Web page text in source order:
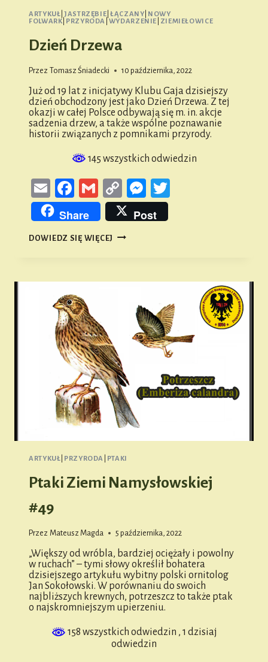
ARTYKUŁ |JASTRZĘBIE |ŁĄCZANY NOWY
FOLWARK PRZYRODA WYDARZENIE ZIEMIEŁOWICE
Dzień Drzewa
Przez Tomasz Śniadecki 10 października, 2022
Już od 19 lat z inicjatywy Klubu Gaja dzisiejszy
dzień obchodzony jest jako Dzień Drzewa. Z tej
okazji w całej Polsce odbywają się m. in. akcje
sadzenia drzew, a także wspólne poznawanie
historii związanych z pomnikami przyrody.
145 wszystkich odwiedzin
EmailFacebook
GmailCopy
Link
Messenger
Share Post
DOWIEDZ SIĘ WIĘCEJ DZIEŃ
ARTYKUŁ PRZYRODA PTAKI
Ptaki Ziemi Namysłowskiej
#49
Przez Mateusz Magda 5 października, 2022
„Większy od wróbla, bardziej ociężały i powolny
w ruchach” – tymi słowy określił bohatera
dzisiejszego artykułu wybitny polski ornitolog
Jan Sokołowski. W porównaniu do swoich
najbliższych krewnych, potrzeszcz to także ptak
o najskromniejszym upierzeniu.
158 wszystkich odwiedzin , 1 dzisiaj
odwiedzin